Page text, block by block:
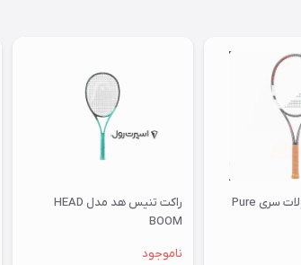
راکت تنیس بابولات سری Pure
راکت تنیس هد مدل HEAD
BOOM
ناموجود